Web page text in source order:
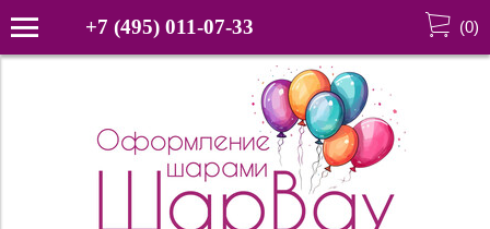
+7 (495) 011-07-33 (0)